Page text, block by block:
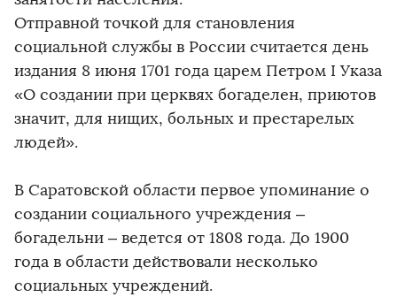
Отправной точкой для становления
социальной службы в России считается день
издания 8 июня 1701 года царем Петром I Указа
«О создании при церквях богаделен, приютов
значит, для нищих, больных и престарелых
людей».
В Саратовской области первое упоминание о
создании социального учреждения –
богадельни – ведется от 1808 года. До 1900
года в области действовали несколько
социальных учреждений.